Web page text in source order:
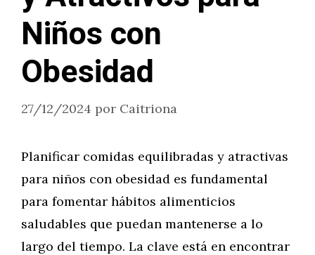
Niños con
Obesidad
27/12/2024 por Caitriona
Planificar comidas equilibradas y atractivas
para niños con obesidad es fundamental
para fomentar hábitos alimenticios
saludables que puedan mantenerse a lo
largo del tiempo. La clave está en encontrar